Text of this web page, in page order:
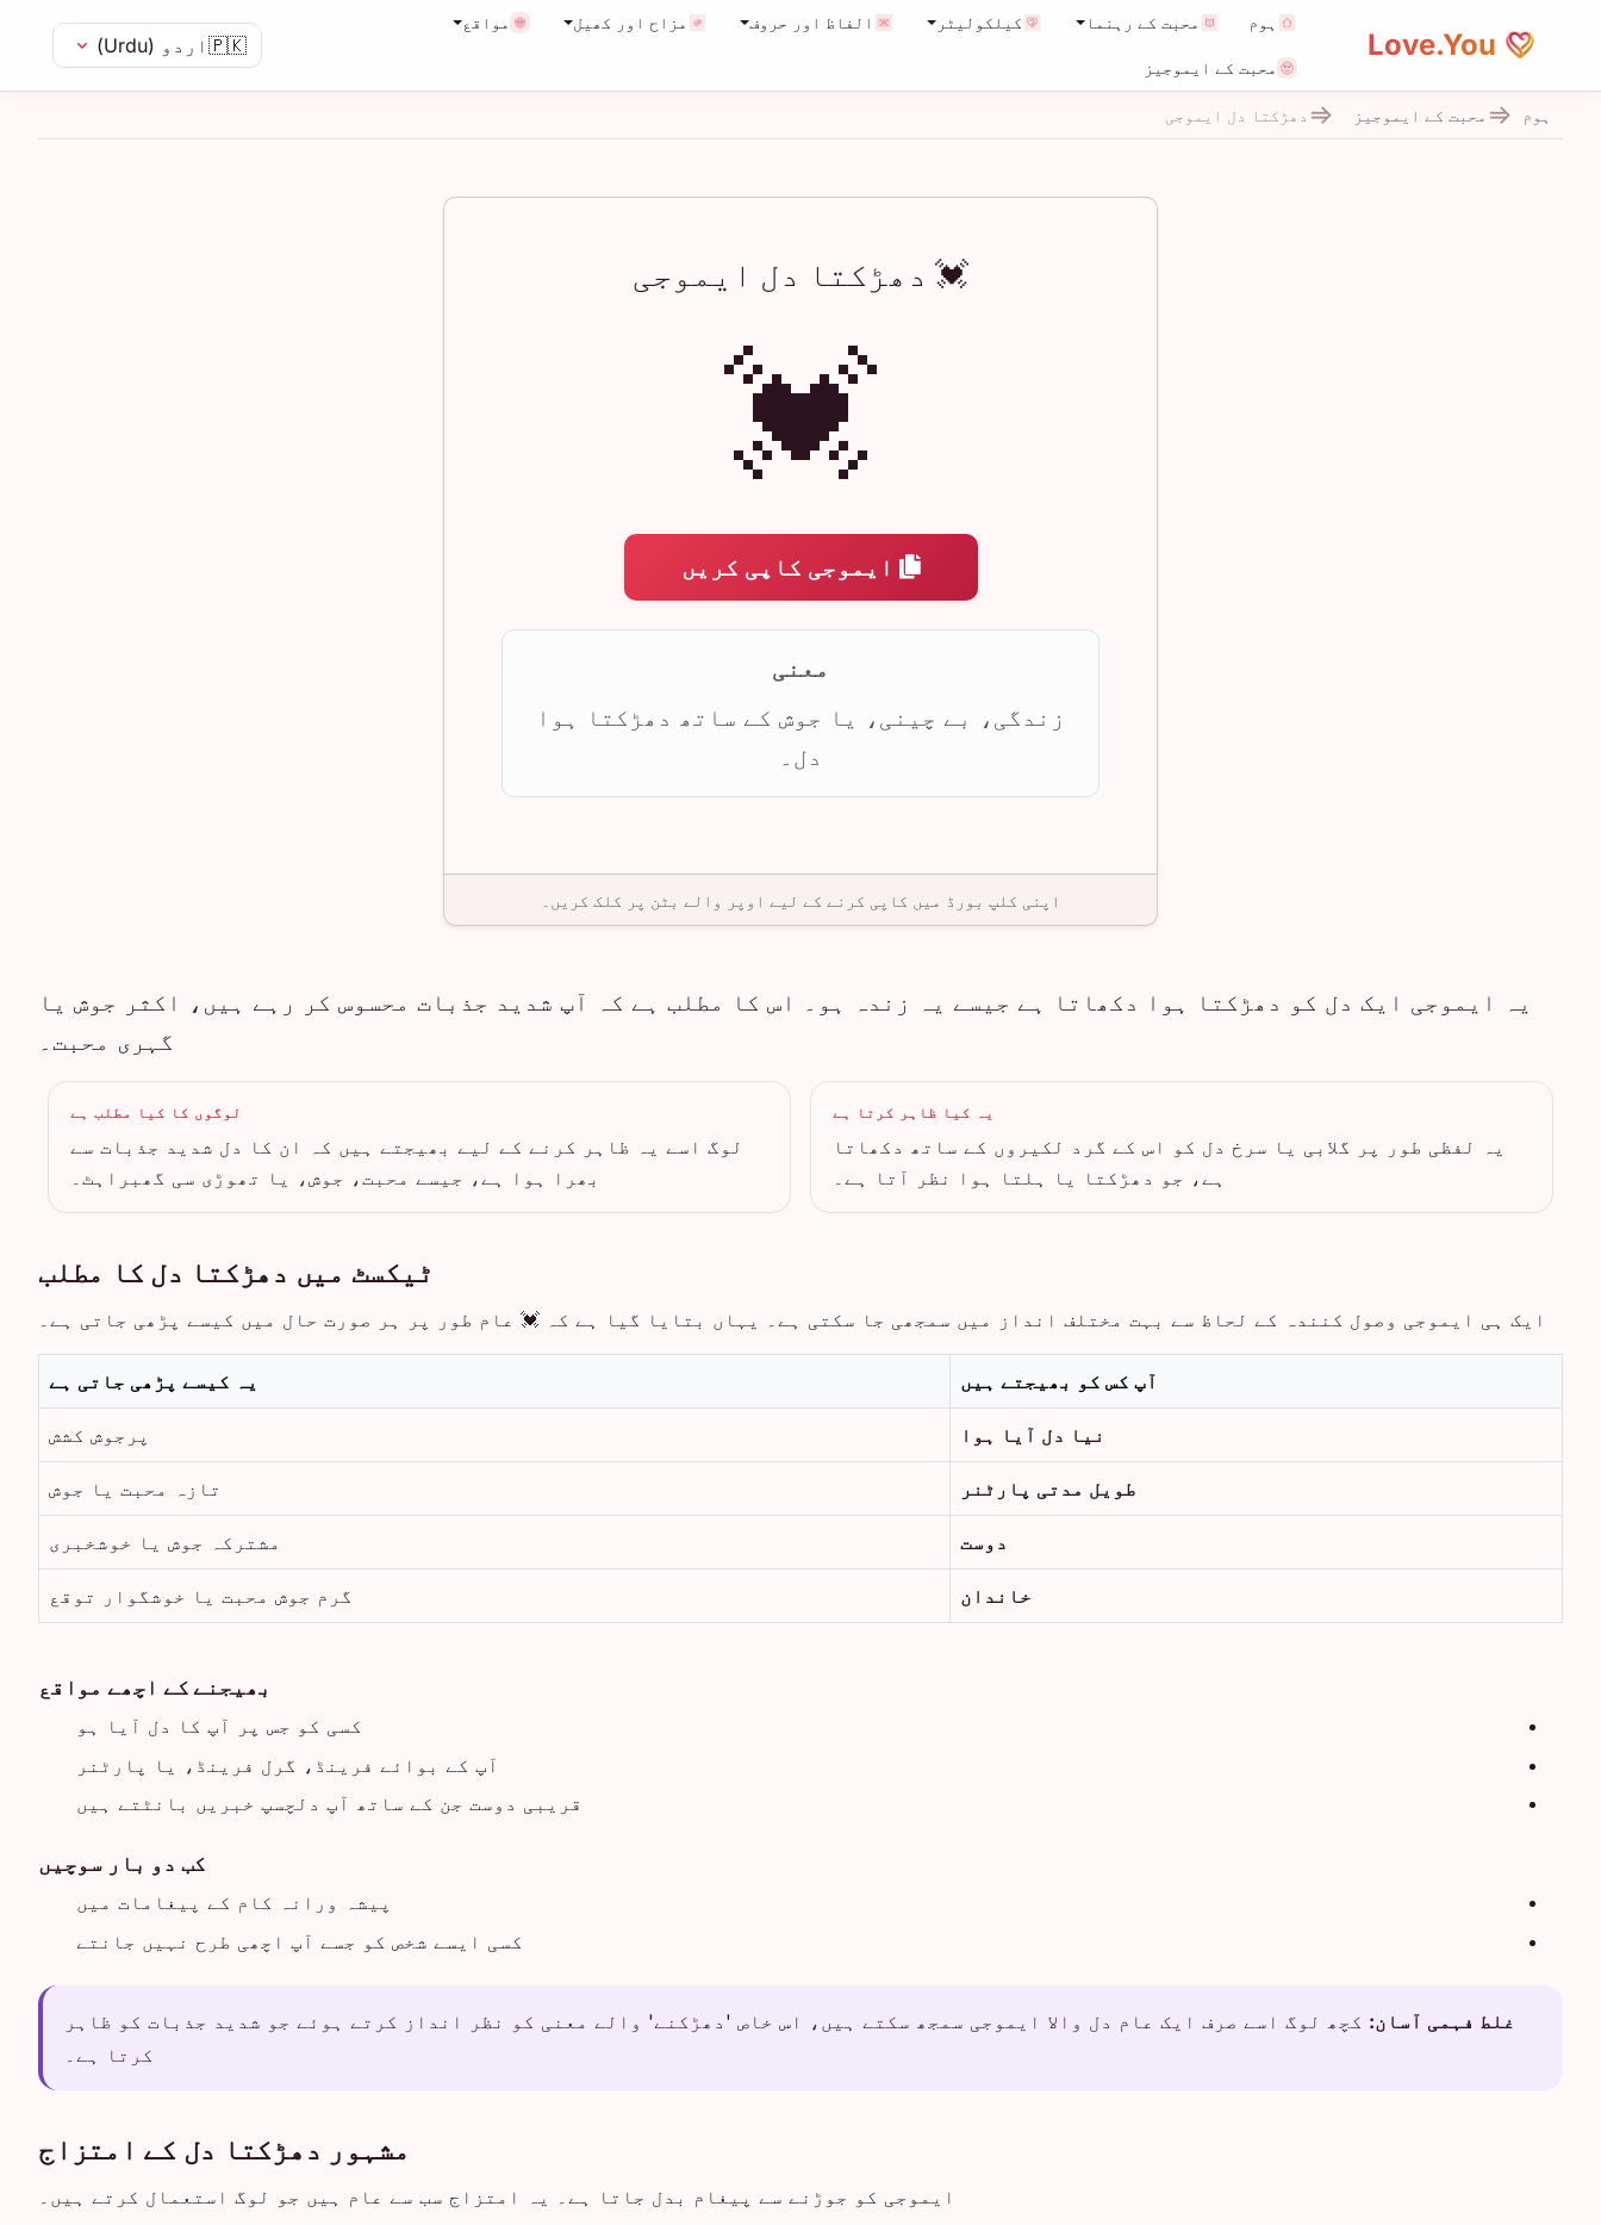
🇵🇰 اردو (Urdu)
ہوم محبت کے رہنما کیلکولیٹر الفاظ اور حروف مزاح اور کھیل مواقع
محبت کے ایموجیز
ہوم محبت کے ایموجیز دھڑکتا دل ایموجی
💓 دھڑکتا دل ایموجی
💓
ایموجی کاپی کریں
معنی
زندگی، بے چینی، یا جوش کے ساتھ دھڑکتا ہوا
دل۔
اپنی کلپ بورڈ میں کاپی کرنے کے لیے اوپر والے بٹن پر کلک کریں۔
یہ ایموجی ایک دل کو دھڑکتا ہوا دکھاتا ہے جیسے یہ زندہ ہو۔ اس کا مطلب ہے کہ آپ شدید جذبات محسوس کر رہے ہیں، اکثر جوش یا
گہری محبت۔
یہ کیا ظاہر کرتا ہے
یہ لفظی طور پر گلابی یا سرخ دل کو اس کے گرد لکیروں کے ساتھ دکھاتا
ہے، جو دھڑکتا یا ہلتا ہوا نظر آتا ہے۔
لوگوں کا کیا مطلب ہے
لوگ اسے یہ ظاہر کرنے کے لیے بھیجتے ہیں کہ ان کا دل شدید جذبات سے
بھرا ہوا ہے، جیسے محبت، جوش، یا تھوڑی سی گھبراہٹ۔
ٹیکسٹ میں دھڑکتا دل کا مطلب
ایک ہی ایموجی وصول کنندہ کے لحاظ سے بہت مختلف انداز میں سمجھی جا سکتی ہے۔ یہاں بتایا گیا ہے کہ 💓 عام طور پر ہر صورت حال میں کیسے پڑھی جاتی ہے۔
آپ کس کو بھیجتے ہیں یہ کیسے پڑھی جاتی ہے
نیا دل آیا ہوا پرجوش کشش
طویل مدتی پارٹنر تازہ محبت یا جوش
دوست مشترکہ جوش یا خوشخبری
خاندان گرم جوش محبت یا خوشگوار توقع
بھیجنے کے اچھے مواقع
کسی کو جس پر آپ کا دل آیا ہو
آپ کے بوائے فرینڈ، گرل فرینڈ، یا پارٹنر
قریبی دوست جن کے ساتھ آپ دلچسپ خبریں بانٹتے ہیں
کب دو بار سوچیں
پیشہ ورانہ کام کے پیغامات میں
کسی ایسے شخص کو جسے آپ اچھی طرح نہیں جانتے
غلط فہمی آسان: کچھ لوگ اسے صرف ایک عام دل والا ایموجی سمجھ سکتے ہیں، اس خاص 'دھڑکنے' والے معنی کو نظر انداز کرتے ہوئے جو شدید جذبات کو ظاہر
کرتا ہے۔
مشہور دھڑکتا دل کے امتزاج
ایموجی کو جوڑنے سے پیغام بدل جاتا ہے۔ یہ امتزاج سب سے عام ہیں جو لوگ استعمال کرتے ہیں۔